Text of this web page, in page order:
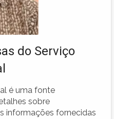
do Serviço
é uma fonte
sobre
informações fornecidas